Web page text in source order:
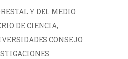
Y DEL MEDIO
DE CIENCIA,
CONSEJO